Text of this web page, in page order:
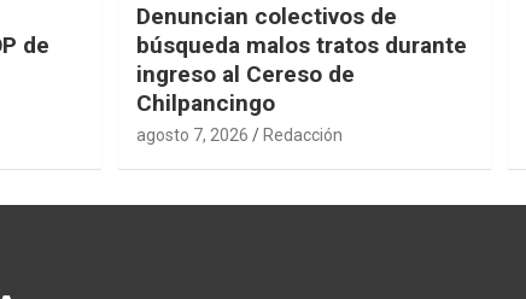
de
Denuncian colectivos de
búsqueda malos tratos durante
ingreso al Cereso de
Chilpancingo
agosto 7, 2026 Redacción